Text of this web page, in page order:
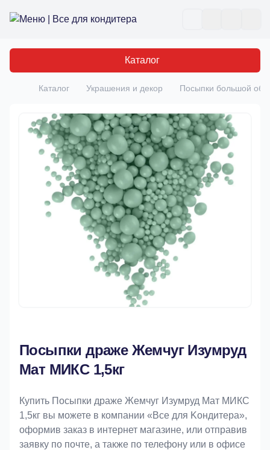
Все для кондитера
Каталог
Главная
Каталог Украшения и декор Посыпки большой
Посыпки драже Жемчуг Изумруд
Мат МИКС 1,5кг
Купить Посыпки драже Жемчуг Изумруд Мат МИКС
1,5кг вы можете в компании «Bce для Koндитeрa»,
оформив заказ в интернет магазине, или отправив
заявку по почте, а также по телефону или в офисе